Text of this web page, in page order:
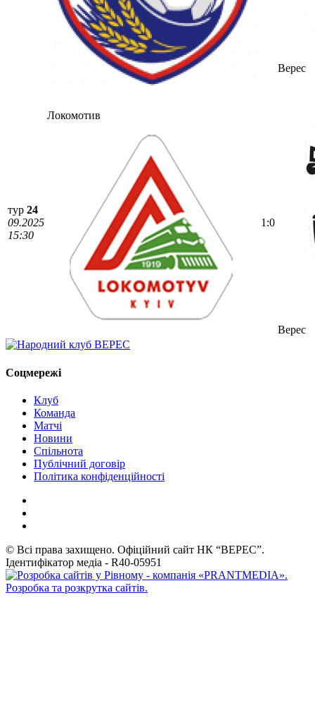
Верес
тур 24
09.2025
15:30
Локомотив
1:0
Верес
Соцмережі
Клуб
Команда
Матчі
Новини
Спільнота
Публічний договір
Політика конфіденційності
© Всі права захищено. Офіційний сайт НК “ВЕРЕС”.
Ідентифікатор медіа - R40-05951